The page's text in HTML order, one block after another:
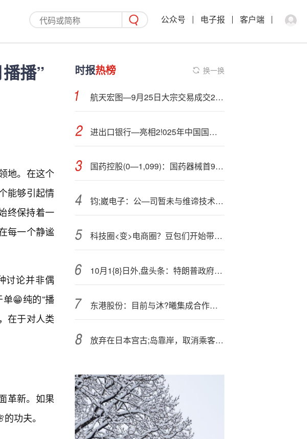
公众号 电子报 客户端
播”
地。在这个
能够引起情
终保持着一
每一个静谧
讨论并非偶
😁纯的“播
在于对人类
革新。如果
功夫。
时报热榜 换一换
航天宏图—9月25日大宗交易成交2769.45万元
进出口银行—亮相2!025年中国国际服务贸易交易会
国药控股(0—1,099)：国药器械首9月收入同比减少2.41%
钧;崴电子：公—司暂未与维谛技术有合作
科技圈<变>电商圈？豆包们开始带货了
10月1{8}日外,盘头条：特朗普政府再冻结110亿美元基建资金 ChatGPT下载量日活增长放缓 英美将达成药品关税协议
东港股份：目前与沐?曦集成合作主要围绕数据中心建设，探索更广泛的合作机会
放弃在日本宫古;岛靠岸，取消乘客下船安排，爱达邮轮回应